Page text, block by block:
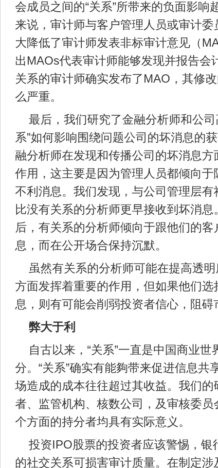
会成员之间的“关系”所带来的负面影响
来说，审计师与客户管理人员或审计
大降低了审计师发表非标审计意见（
出MAOs代表审计师能够发现并报告会
关系的审计师确实发布了MAO，其修
么严重。
最后，我们研究了金融分析师和公
系”如何影响围绕问题公司的坏消息的
融分析师在发现和传播公司的坏消息方
作用，这主要是因为管理人员都倾向于
不利消息。我们发现，与公司管理层有
比没有关系的分析师更早接收到坏消
后，有关系的分析师倾向于跟他们的
息，而在公开场合保持沉默。
虽然有关系的分析师可能在提高透
方面发挥着重要的作用，但如果他们选
息，则有可能会削弱投资者信心，阻碍
弊大于利
自古以来，“关系”一直是中国商业世
分。“关系”确实有能夠带来促进信息共
场造成的成本往往超过其收益。我们的
者、监管机构、核数公司，及审核委员
个方面的持分者均具有实际意义。
投资IPO股票的投资者应该警惕，银
的社交关系可损害审计质量。在制定